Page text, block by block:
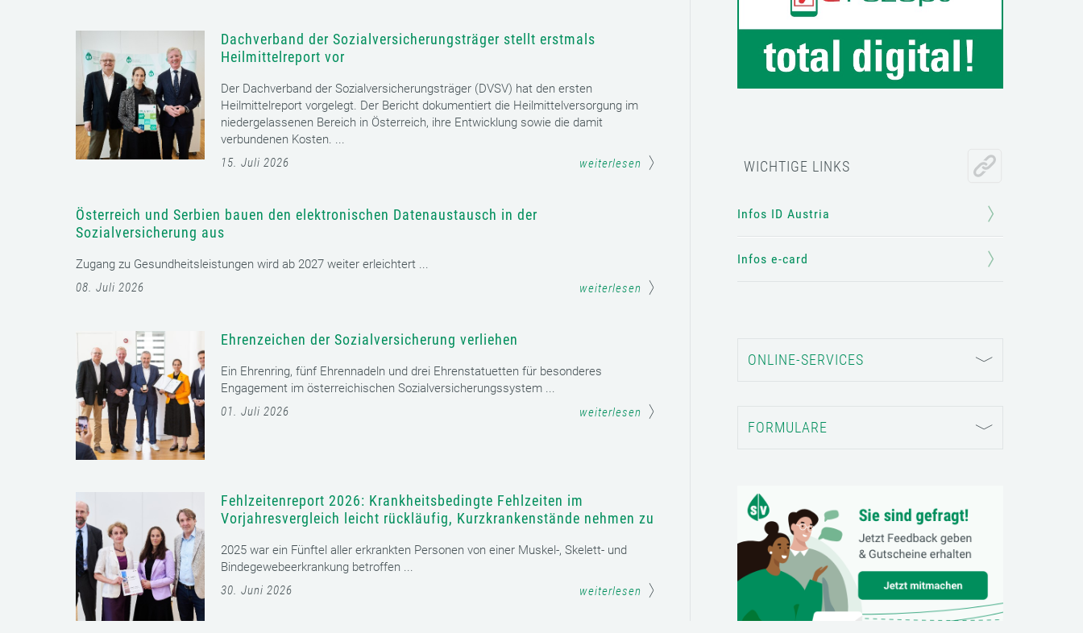
WICHTIGE LINKS
Infos ID Austria
Infos e-card
ONLINE-SERVICES
FORMULARE
Dachverband der Sozialversicherungsträger stellt erstmals
Heilmittelreport vor
Der Dachverband der Sozialversicherungsträger (DVSV) hat den ersten
Heilmittelreport vorgelegt. Der Bericht dokumentiert die Heilmittelversorgung im
niedergelassenen Bereich in Österreich, ihre Entwicklung sowie die damit
verbundenen Kosten. ...
15. Juli 2026
weiterlesen
Österreich und Serbien bauen den elektronischen Datenaustausch in der
Sozialversicherung aus
Zugang zu Gesundheitsleistungen wird ab 2027 weiter erleichtert ...
08. Juli 2026
weiterlesen
Ehrenzeichen der Sozialversicherung verliehen
Ein Ehrenring, fünf Ehrennadeln und drei Ehrenstatuetten für besonderes
Engagement im österreichischen Sozialversicherungssystem ...
01. Juli 2026
weiterlesen
Fehlzeitenreport 2026: Krankheitsbedingte Fehlzeiten im
Vorjahresvergleich leicht rückläufig, Kurzkrankenstände nehmen zu
2025 war ein Fünftel aller erkrankten Personen von einer Muskel-, Skelett- und
Bindegewebeerkrankung betroffen ...
30. Juni 2026
weiterlesen